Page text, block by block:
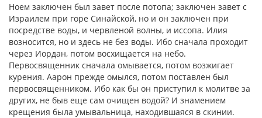
Ноем заключен был завет после потопа; заключен завет с
Израилем при горе Синайской, но и он заключен при
посредстве воды, и червленой волны, и иссопа. Илия
возносится, но и здесь не без воды. Ибо сначала проходит
через Иордан, потом восхищается на небо.
Первосвященник сначала омывается, потом возжигает
курения. Аарон прежде омылся, потом поставлен был
первосвященником. Ибо как бы он приступил к молитве за
других, не быв еще сам очищен водой? И знамением
крещения была умывальница, находившаяся в скинии.